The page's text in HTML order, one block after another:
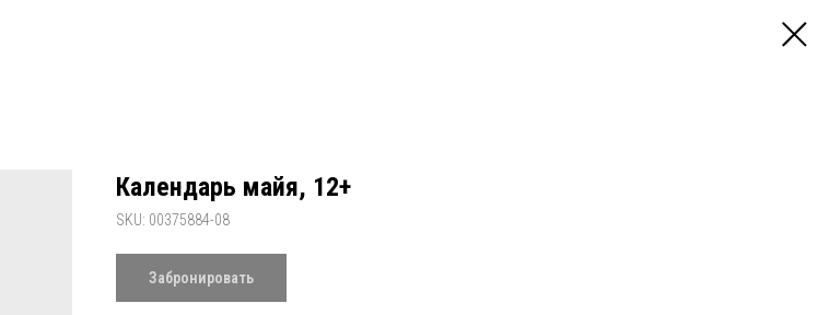
Календарь майя, 12+
SKU: 00375884-08
Забронировать